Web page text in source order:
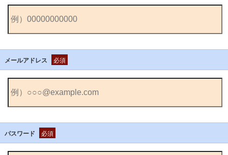
メールアドレス 必須
パスワード 必須